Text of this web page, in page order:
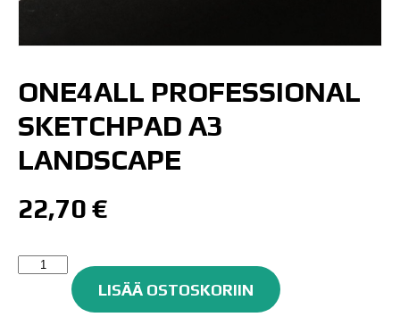
ONE4ALL PROFESSIONAL
SKETCHPAD A3
LANDSCAPE
22,70 €
One4all
Professional
Sketchpad
LISÄÄ OSTOSKORIIN